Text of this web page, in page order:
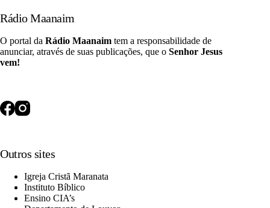
Rádio Maanaim
O portal da Rádio Maanaim tem a responsabilidade de
anunciar, através de suas publicações, que o Senhor Jesus
vem!
Outros sites
Igreja Cristã Maranata
Instituto Bíblico
Ensino CIA’s